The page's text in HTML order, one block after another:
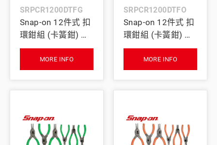
SRPCR1200DTFG
Snap-on 12件式 扣
環鉗組 (卡簧鉗) 附
灰色 PRO-FI™ 收納
泡棉 (綠)MORE INFO
SRPCR1200DTFO
Snap-on 12件式 扣
環鉗組 (卡簧鉗) 附
灰色 PRO-FI™ 收納
泡棉 (橘)MORE INFO